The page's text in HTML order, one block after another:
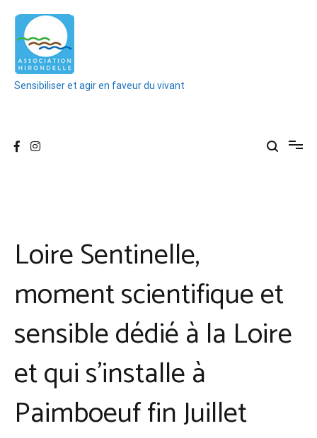
contenu
Sensibiliser et agir en faveur du vivant
Loire Sentinelle,
moment scientifique et
sensible dédié à la Loire
et qui s’installe à
Paimboeuf fin Juillet